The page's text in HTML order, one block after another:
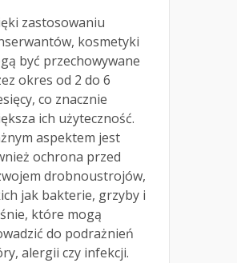
zastosowaniu
kosmetyki
być przechowywane
okres od 2 do 6
co znacznie
ich użyteczność.
aspektem jest
ochrona przed
drobnoustrojów,
jak bakterie, grzyby i
które mogą
do podrażnień
alergii czy infekcji.